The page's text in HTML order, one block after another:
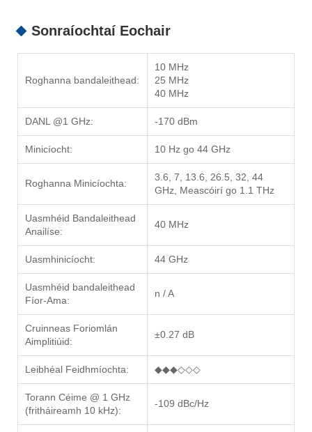
Sonraíochtaí Eochair
Roghanna bandaleithead:
10 MHz
25 MHz
40 MHz
DANL @1 GHz: -170 dBm
Minicíocht: 10 Hz go 44 GHz
Roghanna Minicíochta:
3.6, 7, 13.6, 26.5, 32, 44
GHz, Meascóirí go 1.1 THz
Uasmhéid Bandaleithead
Anailíse:
40 MHz
Uasmhinicíocht: 44 GHz
Uasmhéid bandaleithead
Fíor-Ama:
n / A
Cruinneas Foriomlán
Aimplitiúid:
±0.27 dB
Leibhéal Feidhmíochta: ◆◆◆◇◇◇
Torann Céime @ 1 GHz
(fritháireamh 10 kHz):
-109 dBc/Hz